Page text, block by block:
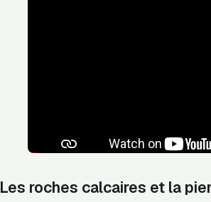
Les roches calcaires et la